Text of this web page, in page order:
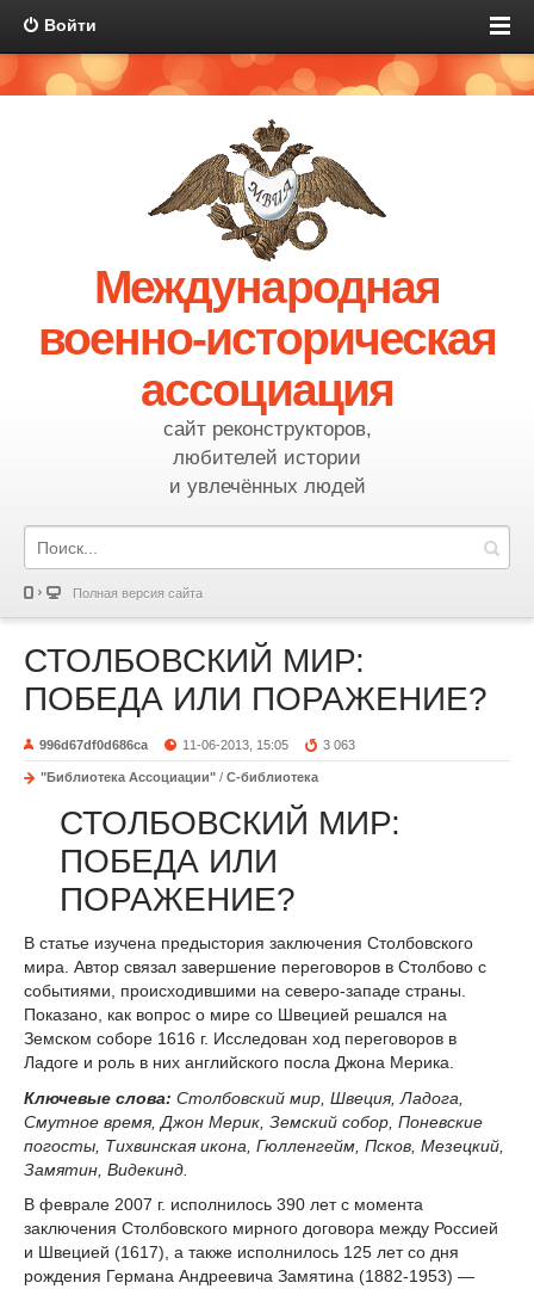
Войти
Международная
военно-историческая
ассоциация
сайт реконструкторов,
любителей истории
и увлечённых людей
Полная версия сайта
СТОЛБОВСКИЙ МИР:
ПОБЕДА ИЛИ ПОРАЖЕНИЕ?
996d67df0d686ca 11-06-2013, 15:05 3 063
"Библиотека Ассоциации" / С-библиотека
СТОЛБОВСКИЙ МИР:
ПОБЕДА ИЛИ
ПОРАЖЕНИЕ?
В статье изучена предыстория заключения Столбовского
мира. Автор связал завер­шение переговоров в Столбово с
событиями, происходившими на северо-западе страны.
Показано, как вопрос о мире со Швецией решался на
Земском соборе 1616 г. Исследован ход переговоров в
Ладоге и роль в них английского посла Джона Мерика.
Ключевые слова: Столбовский мир, Швеция, Ладога,
Смутное время, Джон Мерик, Земский собор, Поневские
погосты, Тихвинская икона, Гюлленгейм, Псков, Мезецкий,
Замятин, Видекинд.
В феврале 2007 г. исполнилось 390 лет с момента
заключения Столбовского мирного договора между Россией
и Швецией (1617), а также исполнилось 125 лет со дня
рождения Германа Андреевича Замятина (1882-1953) —